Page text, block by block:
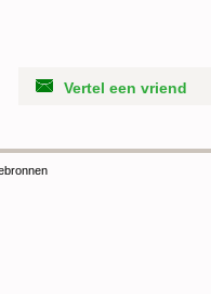
Vertel een vriend